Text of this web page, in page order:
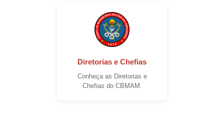
Diretorias e Chefias
Conheça as Diretorias e
Chefias do CBMAM.